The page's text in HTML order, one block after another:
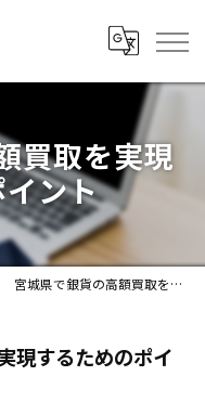
買取を実現
ント
宮城県で銀貨の高額買取を実現するためのポイント
現するためのポイ